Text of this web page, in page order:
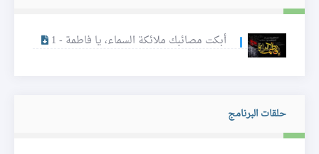
أبكت مصائبك ملائكة السماء، يا فاطمة - 1
حلقات البرنامج